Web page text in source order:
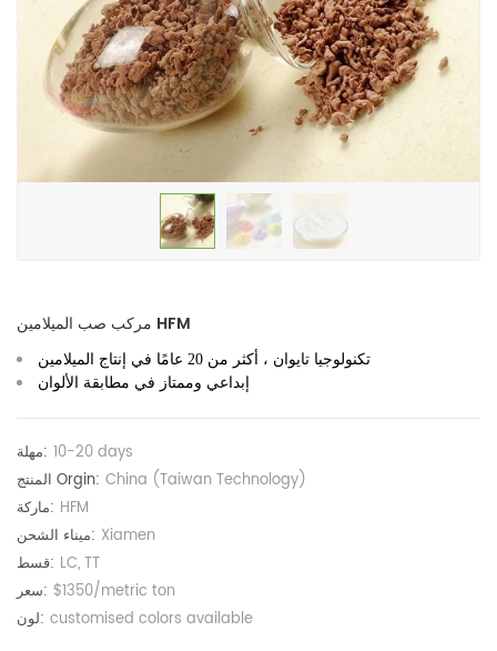
مركب صب الميلامين HFM
تكنولوجيا تايوان ، أكثر من 20 عامًا في إنتاج الميلامين
إبداعي وممتاز في مطابقة الألوان
مهلة: 10-20 days
المنتج Orgin: China (Taiwan Technology)
ماركة: HFM
ميناء الشحن: Xiamen
قسط: LC, TT
سعر: $1350/metric ton
لون: customised colors available